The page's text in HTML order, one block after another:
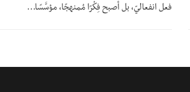
فعل انفعاليّ، بل أصبح فِكْرًا مُمنهجًا، مؤسَّسًا…